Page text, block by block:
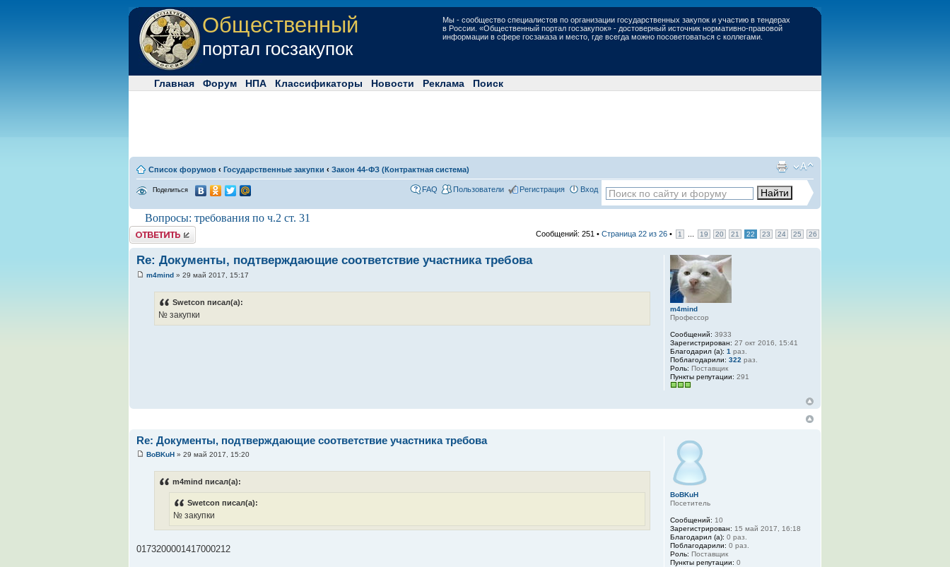
Мы - сообщество специалистов по организации государственных закупок и участию в тендерах
в России. «Общественный портал госзакупок» - достоверный источник нормативно-правовой
информации в сфере госзаказа и место, где всегда можно посоветоваться с коллегами.
Общественный
портал госзакупок
Главная Форум НПА Классификаторы Новости Реклама Поиск
Список форумов ‹ Государственные закупки ‹ Закон 44-ФЗ (Контрактная система)
Поделиться FAQ Пользователи Регистрация Вход
Вопросы: требования по ч.2 ст. 31
Комментировать Сообщений: 251 • Страница 22 из 26 • 1 19 20 21 22 23 24 25 26
Re: Документы, подтверждающие соответствие участника требова
m4mind » 29 май 2017, 15:17
Swetcon писал(а):
№ закупки
m4mind
Профессор
Сообщений: 3933
Зарегистрирован: 27 окт 2016, 15:41
Благодарил (а): 1 раз.
Поблагодарили: 322 раз.
Роль: Поставщик
Пункты репутации: 291
Re: Документы, подтверждающие соответствие участника требова
BoBKuH » 29 май 2017, 15:20
m4mind писал(а):
Swetcon писал(а):
№ закупки
0173200001417000212
BoBKuH
Посетитель
Сообщений: 10
Зарегистрирован: 15 май 2017, 16:18
Благодарил (а): 0 раз.
Поблагодарили: 0 раз.
Роль: Поставщик
Пункты репутации: 0